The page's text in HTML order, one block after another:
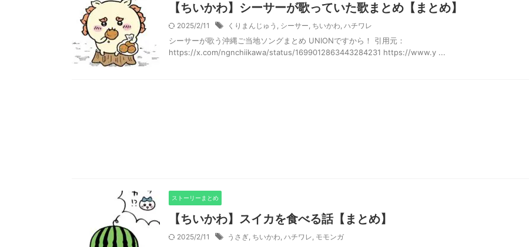
【ちいかわ】シーサーが歌っていた歌まとめ【まとめ】
2025/2/11 くりまんじゅう , シーサー, ちいかわ, ハチワレ
シーサーが歌う沖縄ご当地ソングまとめ UNIONですから！ 引用元：
https://x.com/ngnchiikawa/status/1699012863443284231 https://www.y ...
ストーリーまとめ
【ちいかわ】スイカを食べる話【まとめ】
2025/2/11 うさぎ, ちいかわ, ハチワレ, モモンガ